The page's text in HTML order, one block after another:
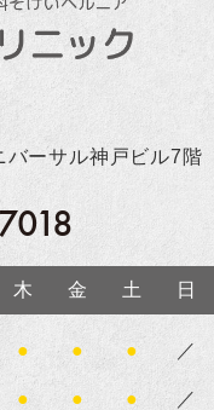
ーサル神戸ビル7階
木 金 土 日
● ● ● ／
● ● ● ／